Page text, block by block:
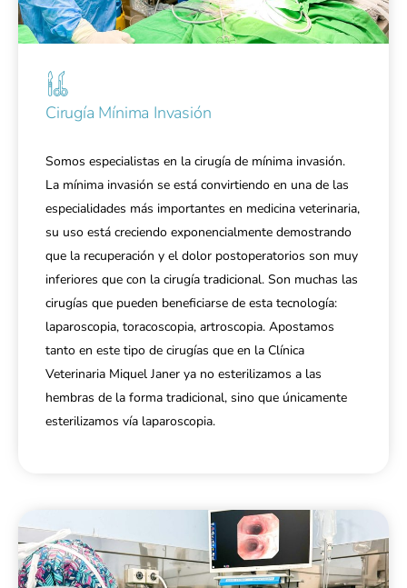
Cirugía Mínima Invasión
Somos especialistas en la cirugía de mínima invasión.
La mínima invasión se está convirtiendo en una de las
especialidades más importantes en medicina veterinaria,
su uso está creciendo exponencialmente demostrando
que la recuperación y el dolor postoperatorios son muy
inferiores que con la cirugía tradicional. Son muchas las
cirugías que pueden beneficiarse de esta tecnología:
laparoscopia, toracoscopia, artroscopia. Apostamos
tanto en este tipo de cirugías que en la Clínica
Veterinaria Miquel Janer ya no esterilizamos a las
hembras de la forma tradicional, sino que únicamente
esterilizamos vía laparoscopia.